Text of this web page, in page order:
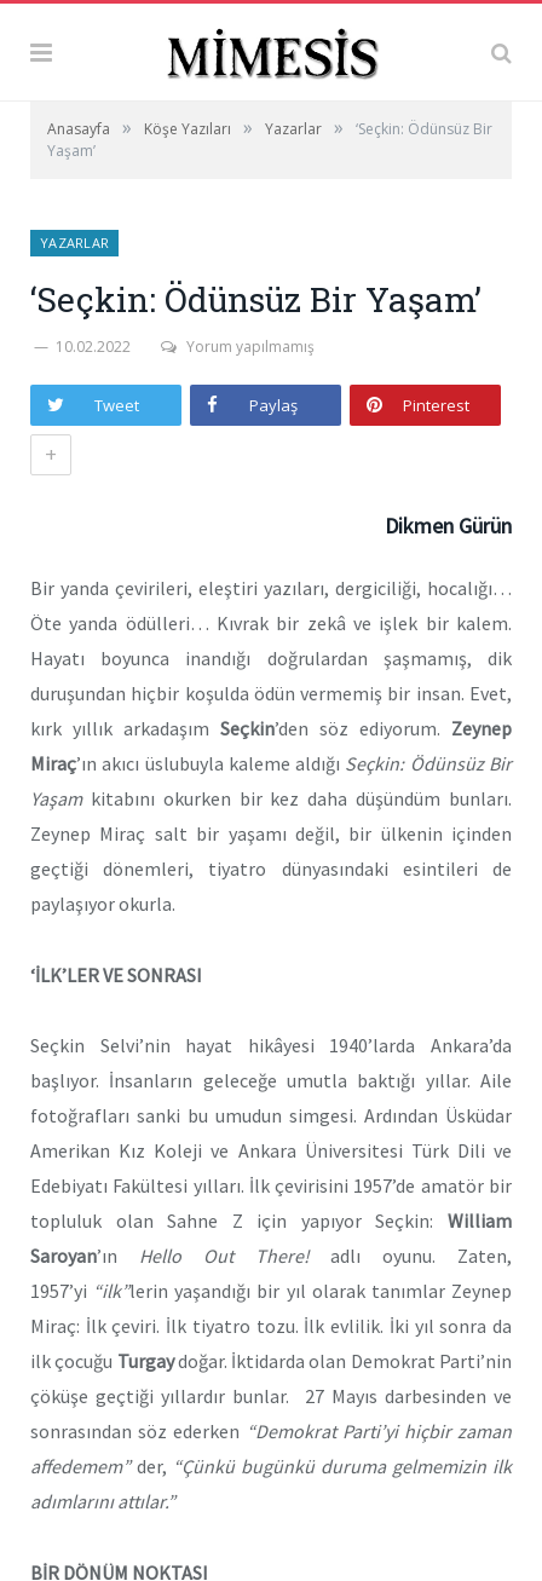
Anasayfa » Köşe Yazıları » Yazarlar »
‘Seçkin: Ödünsüz Bir
Yaşam’
YAZARLAR
‘Seçkin: Ödünsüz Bir Yaşam’
10.02.2022 Yorum yapılmamış
Tweet Paylaş Pinterest
+
Dikmen Gürün
Bir yanda çevirileri, eleştiri yazıları, dergiciliği, hocalığı…
Öte yanda ödülleri… Kıvrak bir zekâ ve işlek bir kalem.
Hayatı boyunca inandığı doğrulardan şaşmamış, dik
duruşundan hiçbir koşulda ödün vermemiş bir insan. Evet,
kırk yıllık arkadaşım Seçkin’den söz ediyorum. Zeynep
Miraç’ın akıcı üslubuyla kaleme aldığı Seçkin: Ödünsüz Bir
Yaşamkitabını okurken bir kez daha düşündüm bunları.
Zeynep Miraç salt bir yaşamı değil, bir ülkenin içinden
geçtiği dönemleri, tiyatro dünyasındaki esintileri de
paylaşıyor okurla.
‘İLK’LER VE SONRASI
Seçkin Selvi’nin hayat hikâyesi 1940’larda Ankara’da
başlıyor. İnsanların geleceğe umutla baktığı yıllar. Aile
fotoğrafları sanki bu umudun simgesi. Ardından Üsküdar
Amerikan Kız Koleji ve Ankara Üniversitesi Türk Dili ve
Edebiyatı Fakültesi yılları. İlk çevirisini 1957’de amatör bir
topluluk olan Sahne Z için yapıyor Seçkin: William
Saroyan’ın Hello Out There!adlı oyunu. Zaten,
1957’yi “ilk”lerin yaşandığı bir yıl olarak tanımlar Zeynep
Miraç: İlk çeviri. İlk tiyatro tozu. İlk evlilik. İki yıl sonra da
ilk çocuğu Turgaydoğar. İktidarda olan Demokrat Parti’nin
çöküşe geçtiği yıllardır bunlar. 27 Mayıs darbesinden ve
sonrasından söz ederken “Demokrat Parti’yi hiçbir zaman
affedemem”der, “Çünkü bugünkü duruma gelmemizin ilk
adımlarını attılar.”
BİR DÖNÜM NOKTASI